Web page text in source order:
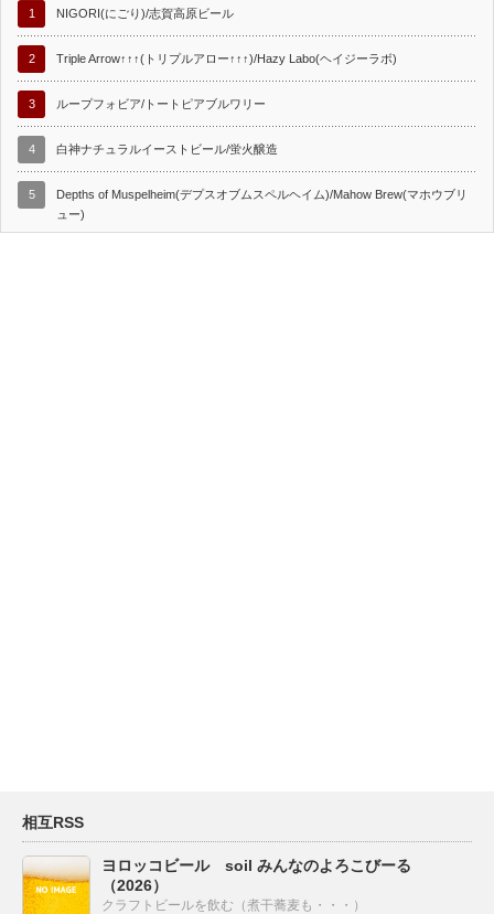
1 NIGORI(にごり)/志賀高原ビール
2 Triple Arrow↑↑↑(トリプルアロー↑↑↑)/Hazy Labo(ヘイジーラボ)
3 ループフォビア/トートピアブルワリー
4 白神ナチュラルイーストビール/蛍火醸造
5
Depths of Muspelheim(デプスオブムスペルヘイム)/Mahow Brew(マホウブリ
ュー)
相互RSS
ヨロッコビール soil みんなのよろこびーる
（2026）
クラフトビールを飲む（煮干蕎麦も・・・）